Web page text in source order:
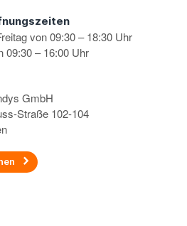
von 09:30 – 18:30 Uhr
09:30 – 16:00 Uhr
GmbH
Straße 102-104